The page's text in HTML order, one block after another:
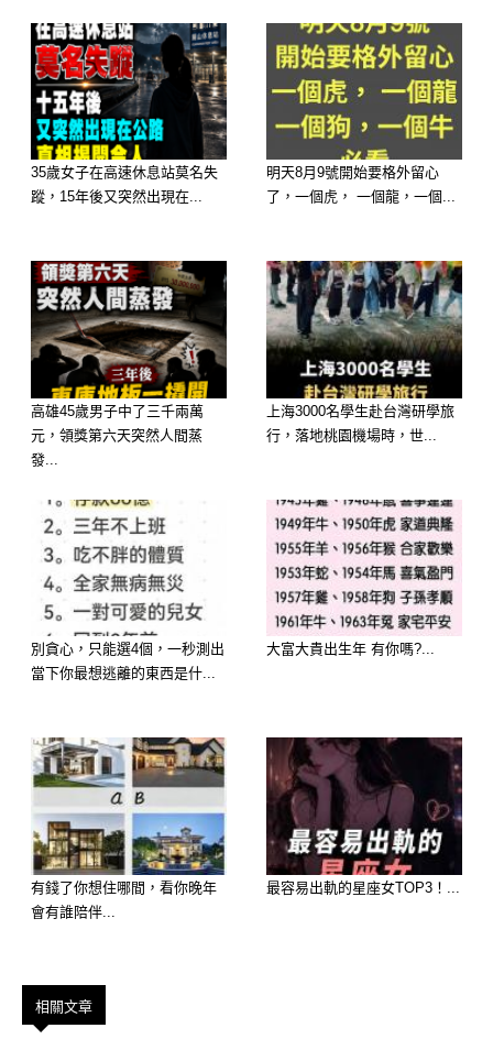
👑 6月轉運大爆發第五名：生肖屬蛇
—— 水木相生智慧財，強勢重回榮耀
巔峰
強運指數：⭐⭐⭐⭐（絕地大反擊）
受了太多委屈，眼光很好卻總差了臨門
一腳。但從 6 月開始，命格走的是智慧
財與偏財相生的格局，屬於穩穩把錢賺
進口袋的黃金期！
大師吸財指南： 6 月開始你的思維會變
得異常清晰，在職場或生意上，極容易
得到實力雄厚的老客戶賞識，帶給你全
新的賺錢門路。在投資或購買彩券時，
可以用理性的邏輯去挑選數字，中獎機
率會比平時高出許多。不要刻意去跟別
人爭辯，因為你的實力和瘋狂鼓脹的錢
35歲女子在高速休息站莫名失
蹤，15年後又突然出現在...
明天8月9號開始要格外留心
了，一個虎， 一個龍，一個...
高雄45歲男子中了三千兩萬
元，領獎第六天突然人間蒸
發...
上海3000名學生赴台灣研學旅
行，落地桃園機場時，世...
別貪心，只能選4個，一秒測出
當下你最想逃離的東西是什...
大富大貴出生年 有你嗎?...
有錢了你想住哪間，看你晚年
會有誰陪伴...
最容易出軌的星座女TOP3！...
相關文章